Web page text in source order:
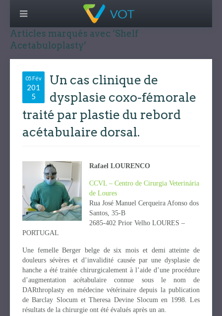
Articles marqués avec ‘Shelf
Acetabuloplasty’
05 Fév
201
5
Un cas clinique de
dysplasie coxo-fémorale
traité par plastie du rebord
acétabulaire dorsal.
Rafael LOURENCO
CCVL – Centro de Cirurgia Veterinária
de Loures
Rua José Manuel Cerqueira Afonso dos
Santos, 35-B
2685-402 Prior Velho LOURES –
PORTUGAL
Une femelle Berger belge de six mois et demi atteinte de
douleurs sévères et d’invalidité causée par une dysplasie de
hanche a été traitée chirurgicalement à l’aide d’une procédure
d’augmentation acétabulaire connue sous le nom de
DARthroplasty en médecine vétérinaire depuis la publication
de Barclay Slocum et Theresa Devine Slocum en 1998. Les
résultats de la chirurgie ont été évalués après un an.